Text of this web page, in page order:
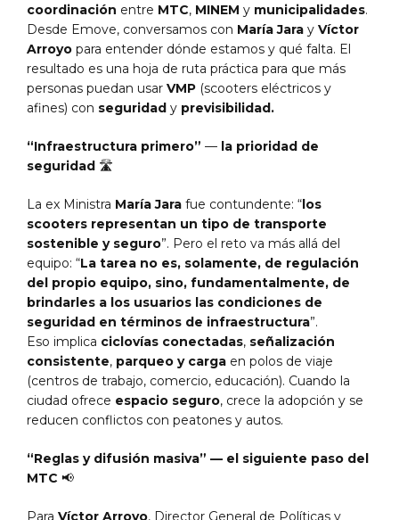
coordinación entre MTC, MINEM y municipalidades.
Desde Emove, conversamos con María Jara y Víctor
Arroyo para entender dónde estamos y qué falta. El
resultado es una hoja de ruta práctica para que más
personas puedan usar VMP (scooters eléctricos y
afines) con seguridad y previsibilidad.
“Infraestructura primero” — la prioridad de
seguridad 🛣️
La ex Ministra María Jara fue contundente: “los
scooters representan un tipo de transporte
sostenible y seguro”. Pero el reto va más allá del
equipo: “La tarea no es, solamente, de regulación
del propio equipo, sino, fundamentalmente, de
brindarles a los usuarios las condiciones de
seguridad en términos de infraestructura”.
Eso implica ciclovías conectadas, señalización
consistente, parqueo y carga en polos de viaje
(centros de trabajo, comercio, educación). Cuando la
ciudad ofrece espacio seguro, crece la adopción y se
reducen conflictos con peatones y autos.
“Reglas y difusión masiva” — el siguiente paso del
MTC 📢
Para Víctor Arroyo, Director General de Políticas y